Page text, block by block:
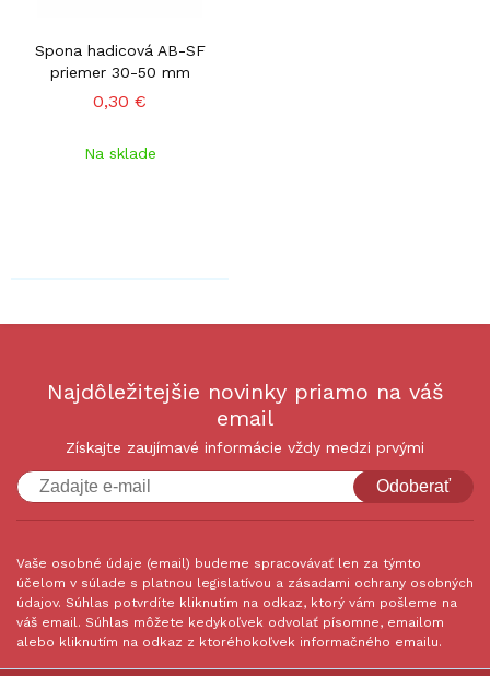
Spona hadicová AB-SF
priemer 30-50 mm
0,30 €
Na sklade
Najdôležitejšie novinky priamo na váš
email
Získajte zaujímavé informácie vždy medzi prvými
Odoberať
Vaše osobné údaje (email) budeme spracovávať len za týmto
účelom v súlade s platnou legislatívou a zásadami ochrany osobných
údajov. Súhlas potvrdíte kliknutím na odkaz, ktorý vám pošleme na
váš email. Súhlas môžete kedykoľvek odvolať písomne, emailom
alebo kliknutím na odkaz z ktoréhokoľvek informačného emailu.